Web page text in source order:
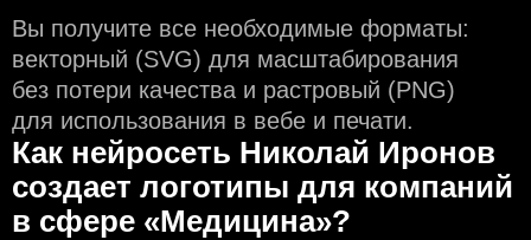
Вы получите все необходимые форматы:
векторный (SVG) для масштабирования
без потери качества и растровый (PNG)
для использования в вебе и печати.
Как нейросеть Николай Иронов
создаeт логотипы для компаний
в сфере «Медицина»?